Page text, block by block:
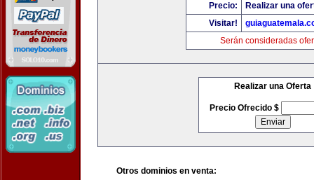
Precio:
Realizar una
Visitar!
Serán consideradas
Realizar una Oferta
Precio Ofrecido $
Otros dominios en venta: